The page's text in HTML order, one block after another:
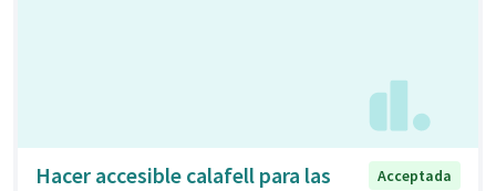
Hacer accesible calafell para las
Acceptada